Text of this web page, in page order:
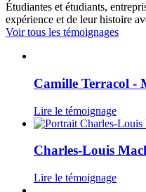
Étudiantes et étudiants,
expérience et de leur histoire
Voir tous les témoignages
Camille Terracol -
Lire le témoignage
Charles-Louis
Lire le témoignage